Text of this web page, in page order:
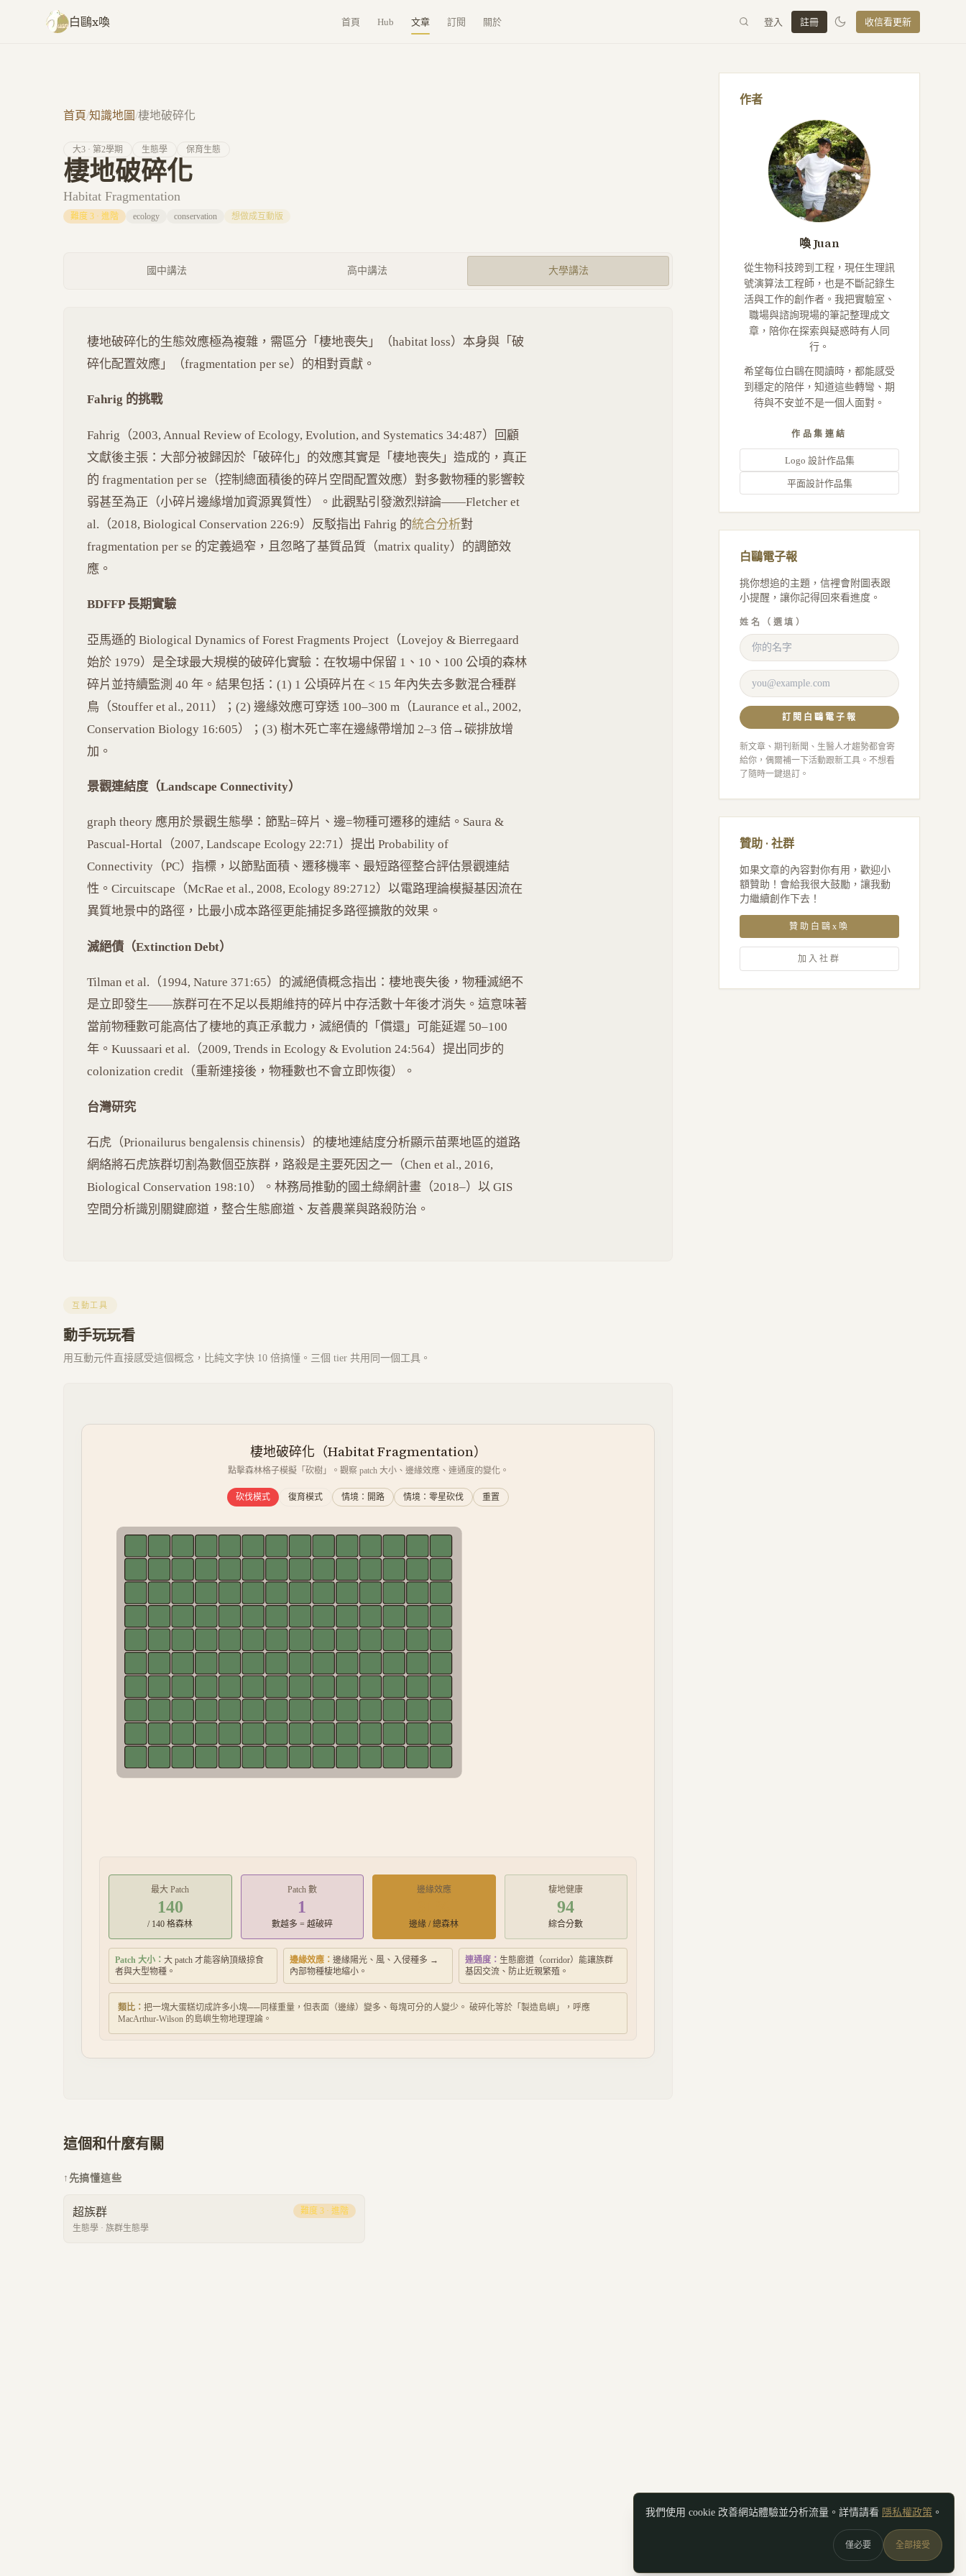
跳至主要內容
白鷗x喚 首頁 Hub 文章 訂閱 關於 登入 註冊 收信看更新
首頁/知識地圖/棲地破碎化
大3 · 第2學期 生態學 保育生態
棲地破碎化
Habitat Fragmentation
難度 3 · 進階 ecology conservation 想做成互動版
國中講法 高中講法 大學講法
棲地破碎化的生態效應極為複雜，需區分「棲地喪失」（habitat loss）本身與「破
碎化配置效應」（fragmentation per se）的相對貢獻。
Fahrig 的挑戰
Fahrig（2003, Annual Review of Ecology, Evolution, and Systematics 34:487）回顧
文獻後主張：大部分被歸因於「破碎化」的效應其實是「棲地喪失」造成的，真正
的 fragmentation per se（控制總面積後的碎片空間配置效應）對多數物種的影響較
弱甚至為正（小碎片邊緣增加資源異質性）。此觀點引發激烈辯論——Fletcher et
al.（2018, Biological Conservation 226:9）反駁指出 Fahrig 的統合分析對
fragmentation per se 的定義過窄，且忽略了基質品質（matrix quality）的調節效
應。
BDFFP 長期實驗
亞馬遜的 Biological Dynamics of Forest Fragments Project（Lovejoy & Bierregaard
始於 1979）是全球最大規模的破碎化實驗：在牧場中保留 1、10、100 公頃的森林
碎片並持續監測 40 年。結果包括：(1) 1 公頃碎片在 < 15 年內失去多數混合種群
鳥（Stouffer et al., 2011）；(2) 邊緣效應可穿透 100–300 m（Laurance et al., 2002,
Conservation Biology 16:605）；(3) 樹木死亡率在邊緣帶增加 2–3 倍→碳排放增
加。
景觀連結度（Landscape Connectivity）
graph theory 應用於景觀生態學：節點=碎片、邊=物種可遷移的連結。Saura &
Pascual-Hortal（2007, Landscape Ecology 22:71）提出 Probability of
Connectivity（PC）指標，以節點面積、遷移機率、最短路徑整合評估景觀連結
性。Circuitscape（McRae et al., 2008, Ecology 89:2712）以電路理論模擬基因流在
異質地景中的路徑，比最小成本路徑更能捕捉多路徑擴散的效果。
滅絕債（Extinction Debt）
Tilman et al.（1994, Nature 371:65）的滅絕債概念指出：棲地喪失後，物種滅絕不
是立即發生——族群可在不足以長期維持的碎片中存活數十年後才消失。這意味著
當前物種數可能高估了棲地的真正承載力，滅絕債的「償還」可能延遲 50–100
年。Kuussaari et al.（2009, Trends in Ecology & Evolution 24:564）提出同步的
colonization credit（重新連接後，物種數也不會立即恢復）。
台灣研究
石虎（Prionailurus bengalensis chinensis）的棲地連結度分析顯示苗栗地區的道路
網絡將石虎族群切割為數個亞族群，路殺是主要死因之一（Chen et al., 2016,
Biological Conservation 198:10）。林務局推動的國土綠網計畫（2018–）以 GIS
空間分析識別關鍵廊道，整合生態廊道、友善農業與路殺防治。
互動工具
動手玩玩看
用互動元件直接感受這個概念，比純文字快 10 倍搞懂。三個 tier 共用同一個工具。
棲地破碎化（Habitat Fragmentation）
點擊森林格子模擬「砍樹」。觀察 patch 大小、邊緣效應、連通度的變化。
砍伐模式 復育模式 情境：開路 情境：零星砍伐 重置
最大 Patch
140
/ 140 格森林
Patch 數
1
數越多 = 越破碎
邊緣效應
邊緣 / 總森林
棲地健康
94
綜合分數
Patch 大小： 大 patch 才能容納頂級掠食
者與大型物種。
邊緣效應：邊緣陽光、風、入侵種多 →
內部物種棲地縮小。
連通度： 生態廊道（corridor）能讓族群
基因交流、防止近親繁殖。
類比： 把一塊大蛋糕切成許多小塊──同樣重量，但表面（邊緣）變多、每塊可分的人變少。 破碎化等於「製造島嶼」，呼應
MacArthur-Wilson 的島嶼生物地理理論。
這個和什麼有關
↑ 先搞懂這些
超族群
生態學 · 族群生態學
難度 3 · 進階
作者
喚 Juan
從生物科技跨到工程，現任生理訊
號演算法工程師，也是不斷記錄生
活與工作的創作者。我把實驗室、
職場與諮詢現場的筆記整理成文
章，陪你在探索與疑惑時有人同
行。
希望每位白鷗在閱讀時，都能感受
到穩定的陪伴，知道這些轉彎、期
待與不安並不是一個人面對。
作品集連結
Logo 設計作品集
平面設計作品集
白鷗電子報
挑你想追的主題，信裡會附圖表跟
小提醒，讓你記得回來看進度。
姓名（選填）
訂閱白鷗電子報
新文章、期刊新聞、生醫人才趨勢都會寄
給你，偶爾補一下活動跟新工具。不想看
了隨時一鍵退訂。
贊助 · 社群
如果文章的內容對你有用，歡迎小
額贊助！會給我很大鼓勵，讓我動
力繼續創作下去！
贊助白鷗x喚
加入社群
我們使用 cookie 改善網站體驗並分析流量。詳情請看 隱私權政策 。
僅必要 全部接受